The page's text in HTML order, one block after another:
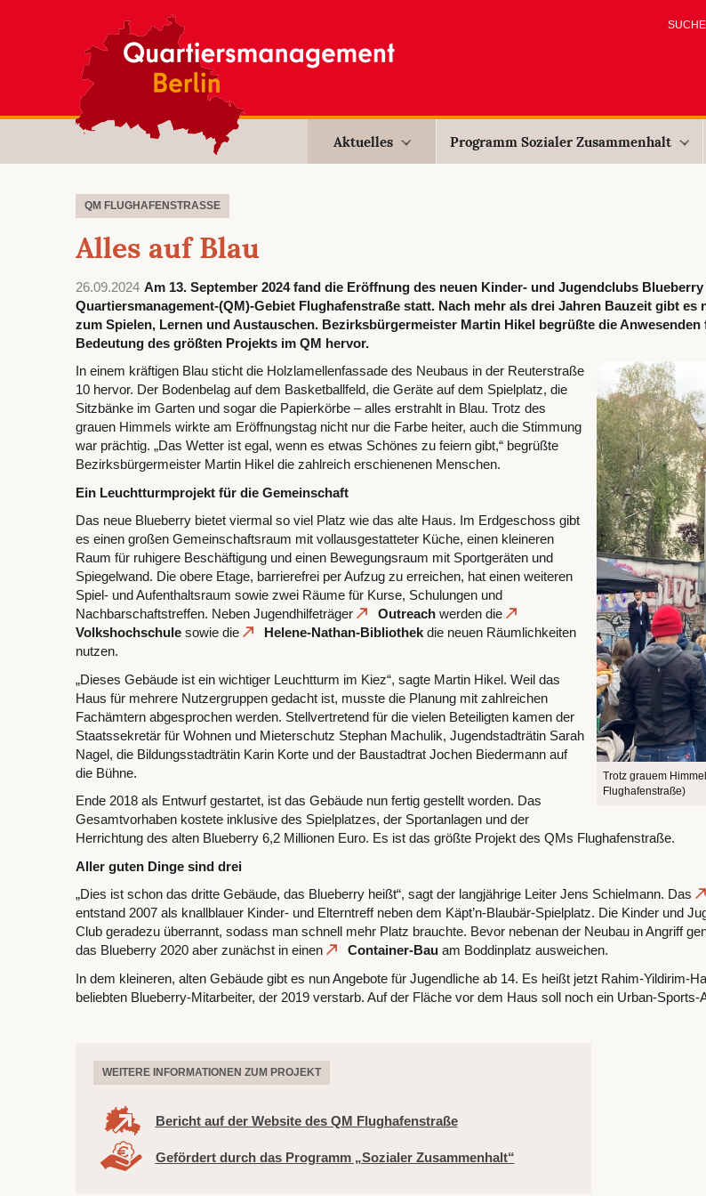
Aktuelles Programm Sozialer Zusammenhalt
QM FLUGHAFENSTRASSE
Alles auf Blau
26.09.2024 Am 13. September 2024 fand die Eröffnung des neuen Kinder- und Jugendclubs Blueberry
Quartiersmanagement-(QM)-Gebiet Flughafenstraße statt. Nach mehr als drei Jahren Bauzeit gibt es
zum Spielen, Lernen und Austauschen. Bezirksbürgermeister Martin Hikel begrüßte die
Bedeutung des größten Projekts im QM hervor.
Trotz grauem
Flughafenstraße)
In einem kräftigen Blau sticht die Holzlamellenfassade des Neubaus in der Reuterstraße
10 hervor. Der Bodenbelag auf dem Basketballfeld, die Geräte auf dem Spielplatz, die
Sitzbänke im Garten und sogar die Papierkörbe – alles erstrahlt in Blau. Trotz des
grauen Himmels wirkte am Eröffnungstag nicht nur die Farbe heiter, auch die Stimmung
war prächtig. „Das Wetter ist egal, wenn es etwas Schönes zu feiern gibt,“ begrüßte
Bezirksbürgermeister Martin Hikel die zahlreich erschienenen Menschen.
Ein Leuchtturmprojekt für die Gemeinschaft
Das neue Blueberry bietet viermal so viel Platz wie das alte Haus. Im Erdgeschoss gibt
es einen großen Gemeinschaftsraum mit vollausgestatteter Küche, einen kleineren
Raum für ruhigere Beschäftigung und einen Bewegungsraum mit Sportgeräten und
Spiegelwand. Die obere Etage, barrierefrei per Aufzug zu erreichen, hat einen weiteren
Spiel- und Aufenthaltsraum sowie zwei Räume für Kurse, Schulungen und
Nachbarschaftstreffen. Neben Jugendhilfeträger
Outreach werden die
Volkshochschule sowie die Helene-Nathan-Bibliothek die neuen Räumlichkeiten
nutzen.
„Dieses Gebäude ist ein wichtiger Leuchtturm im Kiez“, sagte Martin Hikel. Weil das
Haus für mehrere Nutzergruppen gedacht ist, musste die Planung mit zahlreichen
Fachämtern abgesprochen werden. Stellvertretend für die vielen Beteiligten kamen der
Staatssekretär für Wohnen und Mieterschutz Stephan Machulik, Jugendstadträtin Sarah
Nagel, die Bildungsstadträtin Karin Korte und der Baustadtrat Jochen Biedermann auf
die Bühne.
Ende 2018 als Entwurf gestartet, ist das Gebäude nun fertig gestellt worden. Das
Gesamtvorhaben kostete inklusive des Spielplatzes, der Sportanlagen und der
Herrichtung des alten Blueberry 6,2 Millionen Euro. Es ist das größte Projekt des QMs Flughafenstraße.
Aller guten Dinge sind drei
„Dies ist schon das dritte Gebäude, das Blueberry heißt“, sagt der langjährige Leiter Jens Schielmann. Das
entstand 2007 als knallblauer Kinder- und Elterntreff neben dem Käpt’n-Blaubär-Spielplatz. Die Kinder und
Club geradezu überrannt, sodass man schnell mehr Platz brauchte. Bevor nebenan der Neubau in Angriff
das Blueberry 2020 aber zunächst in einen
Container-Bau am Boddinplatz ausweichen.
In dem kleineren, alten Gebäude gibt es nun Angebote für Jugendliche ab 14. Es heißt jetzt Rahim-Yildirim-
beliebten Blueberry-Mitarbeiter, der 2019 verstarb. Auf der Fläche vor dem Haus soll noch ein Urban-Sports-
WEITERE INFORMATIONEN ZUM PROJEKT
Bericht auf der Website des QM Flughafenstraße
Gefördert durch das Programm „Sozialer Zusammenhalt“